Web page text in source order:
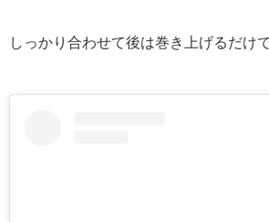
しっかり合わせて後は巻き上げるだけで